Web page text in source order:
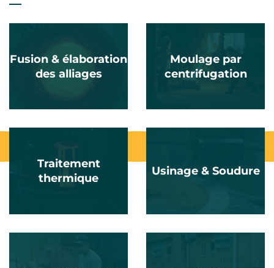
Fusion & élaboration
des alliages
Moulage par
centrifugation
Traitement
thermique
Usinage & Soudure